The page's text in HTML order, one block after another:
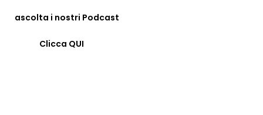
ascolta i nostri Podcast
Clicca QUI